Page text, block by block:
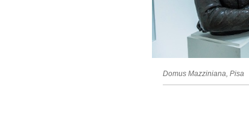
Domus Mazziniana, Pisa